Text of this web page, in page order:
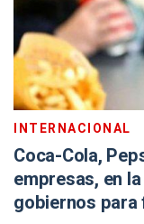
INTERNACIONAL
Coca-Cola,
empresas, en
gobiernos